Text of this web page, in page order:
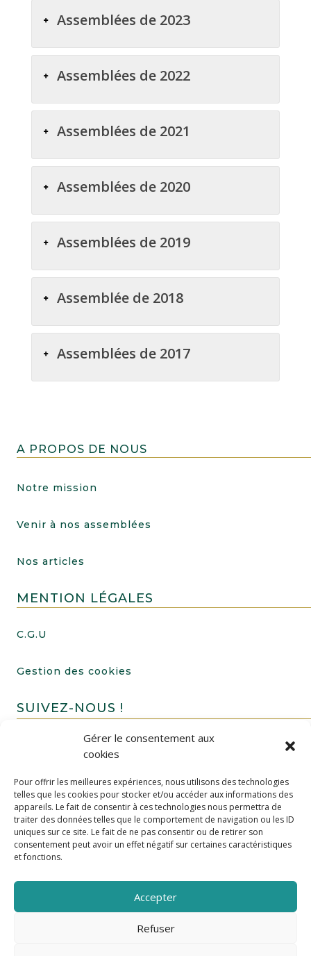
Gérer le consentement aux
cookies
Pour offrir les meilleures expériences, nous utilisons des technologies
telles que les cookies pour stocker et/ou accéder aux informations des
appareils. Le fait de consentir à ces technologies nous permettra de
traiter des données telles que le comportement de navigation ou les ID
uniques sur ce site. Le fait de ne pas consentir ou de retirer son
consentement peut avoir un effet négatif sur certaines caractéristiques
et fonctions.
Accepter
Refuser
Assemblées de 2023
Assemblées de 2022
Assemblées de 2021
Assemblées de 2020
Assemblées de 2019
Assemblée de 2018
Assemblées de 2017
A PROPOS DE NOUS
Notre mission
Venir à nos assemblées
Nos articles
MENTION LÉGALES
C.G.U
Gestion des cookies
SUIVEZ-NOUS !
FAIRE UN DON